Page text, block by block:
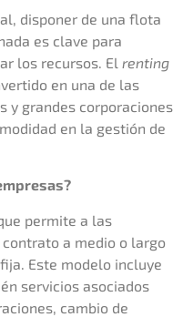
disponer de una flota
es clave para
los recursos. El renting
en una de las
y grandes corporaciones
en la gestión de
permite a las
a medio o largo
Este modelo incluye
servicios asociados
cambio de